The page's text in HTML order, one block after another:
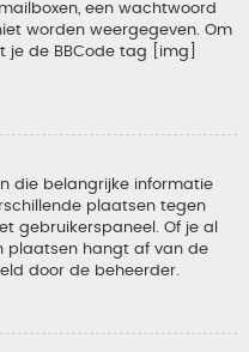
een wachtwoord
worden weergegeven. Om
je de BBCode tag [img]
die belangrijke informatie
plaatsen tegen
gebruikerspaneel. Of je al
plaatsen hangt af van de
door de beheerder.